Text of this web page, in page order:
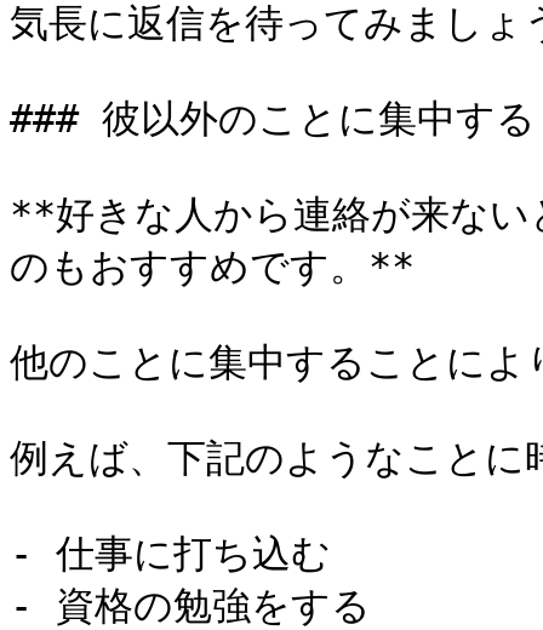
気長に返信を待ってみましょ
### 彼以外のことに集中する
**好きな人から連絡が来な
のもおすすめです。**
他のことに集中することに
例えば、下記のようなこと
- 仕事に打ち込む
- 資格の勉強をする